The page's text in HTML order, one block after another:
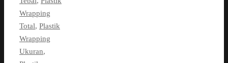
Wrapping
Total, Plastik
Wrapping
Ukuran,